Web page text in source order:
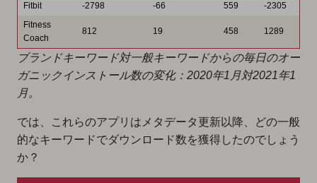
Fitbit -2798 -66 559
-2305
Fitness
Coach
812 19 458 1289
ブランドキーワード対一般キーワードからの毎日のオー
ガニックインストール数の変化：2020年1月対2021年1
月。
では、これらのアプリはメタデータ更新以降、どの一般
的なキーワードでダウンロード数を獲得したのでしょう
か？